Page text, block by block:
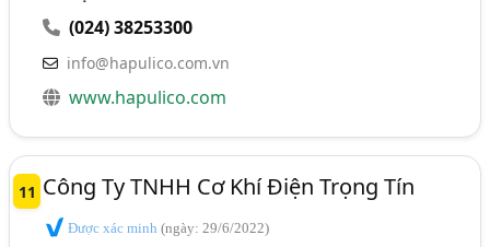
(024) 38253300
info@hapulico.com.vn
www.hapulico.com
11 Công Ty TNHH Cơ Khí Điện Trọng Tín
Được xác minh(ngày: 29/6/2022)